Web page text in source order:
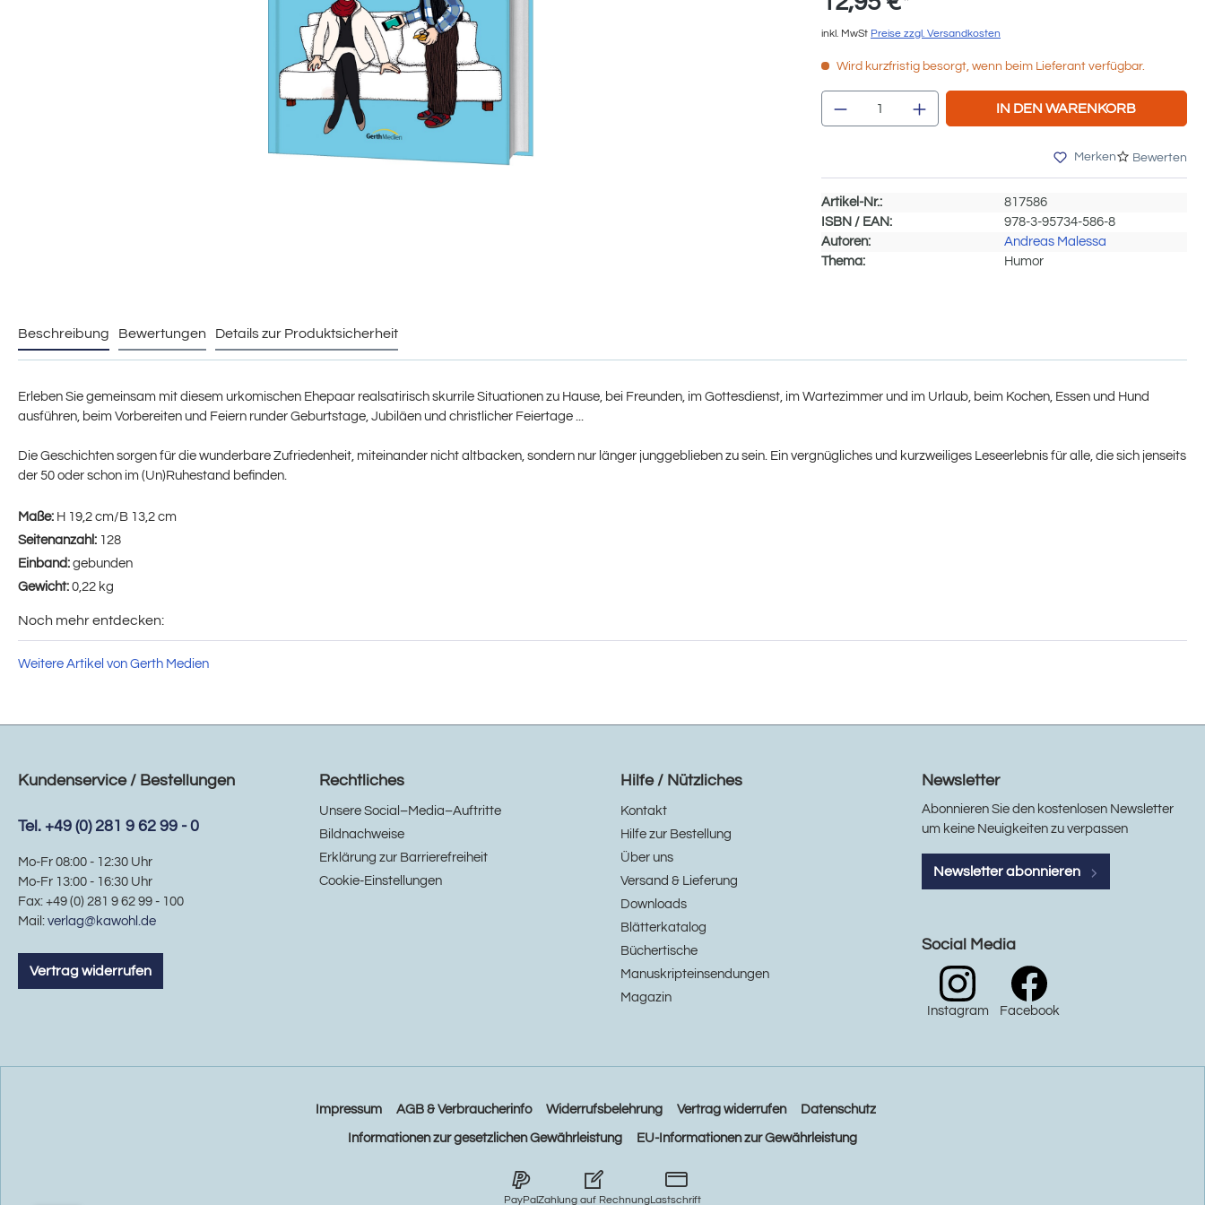
inkl. MwSt Preise zzgl. Versandkosten
Wird kurzfristig besorgt, wenn beim Lieferant verfügbar.
Produkt Anzahl: Gib den gewünschten
IN DEN WARENKORB
Merken Bewerten
Artikel-Nr.:
817586
ISBN / EAN:
978-3-95734-586-8
Autoren:
Andreas Malessa
Thema:
Humor
Beschreibung Bewertungen Details zur Produktsicherheit
Erleben Sie gemeinsam mit diesem urkomischen Ehepaar realsatirisch skurrile Situationen zu Hause, bei Freunden, im Gottesdienst, im Wartezimmer und im Urlaub, beim Kochen, Essen und Hund
ausführen, beim Vorbereiten und Feiern runder Geburtstage, Jubiläen und christlicher Feiertage ...
Die Geschichten sorgen für die wunderbare Zufriedenheit, miteinander nicht altbacken, sondern nur länger junggeblieben zu sein. Ein vergnügliches und kurzweiliges Leseerlebnis für alle, die sich jenseits
der 50 oder schon im (Un)Ruhestand befinden.
Maße: H 19,2 cm/B 13,2 cm
Seitenanzahl: 128
Einband: gebunden
Gewicht: 0,22 kg
Noch mehr entdecken:
Weitere Artikel von Gerth Medien
Kundenservice / Bestellungen
Tel. +49 (0) 281 9 62 99 - 0
Mo-Fr 08:00 - 12:30 Uhr
Mo-Fr 13:00 - 16:30 Uhr
Fax: +49 (0) 281 9 62 99 - 100
Mail: verlag@kawohl.de
Vertrag widerrufen
Rechtliches
Unsere Social–Media–Auftritte
Bildnachweise
Erklärung zur Barrierefreiheit
Cookie-Einstellungen
Hilfe / Nützliches
Kontakt
Hilfe zur Bestellung
Über uns
Versand & Lieferung
Downloads
Blätterkatalog
Büchertische
Manuskripteinsendungen
Magazin
Newsletter
Abonnieren Sie den kostenlosen Newsletter
um keine Neuigkeiten zu verpassen
Newsletter abonnieren
Social Media
Instagram Facebook
Impressum AGB & Verbraucherinfo Widerrufsbelehrung Vertrag widerrufen Datenschutz
Informationen zur gesetzlichen Gewährleistung EU-Informationen zur Gewährleistung
PayPalZahlung auf RechnungLastschrift